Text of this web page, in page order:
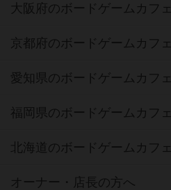
大阪府のボードゲームカフェ
京都府のボードゲームカフェ
愛知県のボードゲームカフェ
福岡県のボードゲームカフェ
北海道のボードゲームカフェ
オーナー・店長の方へ